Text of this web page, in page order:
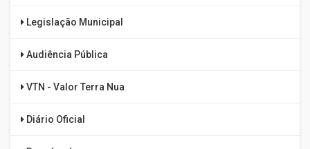
Legislação Municipal
Audiência Pública
VTN - Valor Terra Nua
Diário Oficial